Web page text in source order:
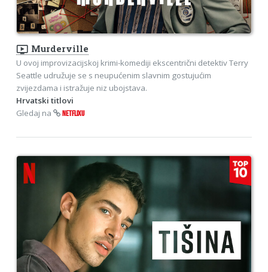
ondemand_video Murderville
U ovoj improvizacijskoj krimi-komediji ekscentrični detektiv Terry
Seattle udružuje se s neupućenim slavnim gostujućim
zvijezdama i istražuje niz ubojstava.
Hrvatski titlovi
Gledaj na
NETFLIXU